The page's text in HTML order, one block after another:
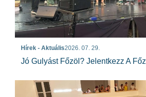
Hírek - Aktuális2026. 07. 29.
Jó Gulyást Főzöl? Jelentkezz A